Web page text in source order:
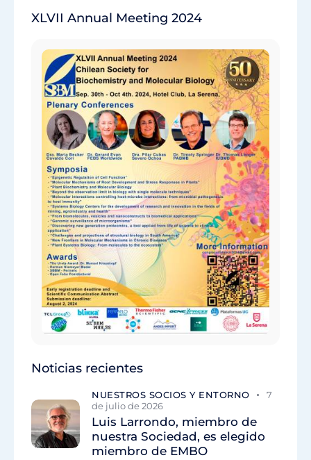
XLVII Annual Meeting 2024
Noticias recientes
NUESTROS SOCIOS Y ENTORNO
7
de julio de 2026
Luis Larrondo, miembro de
nuestra Sociedad, es elegido
miembro de EMBO